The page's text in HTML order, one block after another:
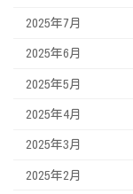
2025年7月
2025年6月
2025年5月
2025年4月
2025年3月
2025年2月